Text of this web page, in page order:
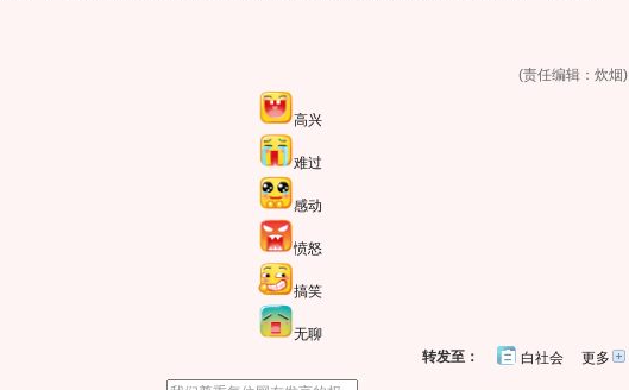
(责任编辑：炊烟)
高兴
难过
感动
愤怒
搞笑
无聊
更多开
转发至： 白社会